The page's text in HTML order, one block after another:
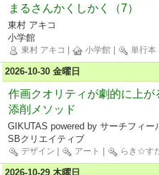
まるさんかくしかく（7）
東村 アキコ
小学館
東村 アキコ 小学館 単行本
2026-10-30 金曜日
作画クオリティが劇的に上
添削メソッド
GIKUTAS powered by サーチフィー
SBクリエイティブ
デザイン アート らき☆す
2026-10-29 木曜日